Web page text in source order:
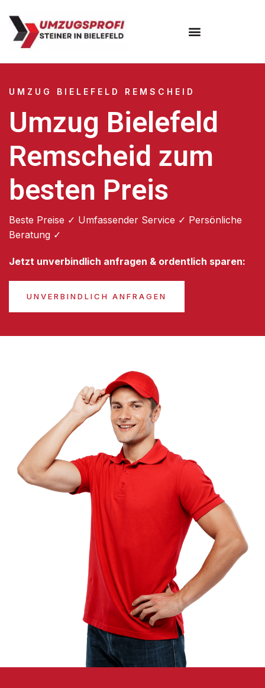
UMZUG BIELEFELD REMSCHEID
Umzug Bielefeld
Remscheid zum
besten Preis
Beste Preise ✓ Umfassender Service ✓ Persönliche
Beratung ✓
Jetzt unverbindlich anfragen & ordentlich sparen:
UNVERBINDLICH ANFRAGEN